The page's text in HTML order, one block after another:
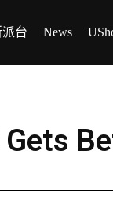
台 News